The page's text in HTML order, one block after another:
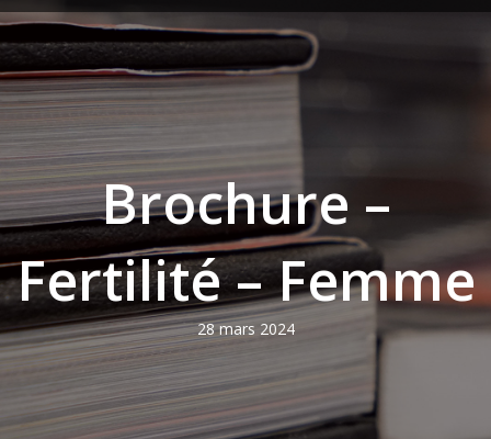
Brochure –
Fertilité – Femme
28 mars 2024